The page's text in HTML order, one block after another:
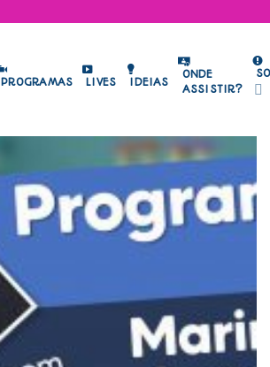
PROGRAMAS LIVES IDEIAS
ONDE
ASSISTIR?